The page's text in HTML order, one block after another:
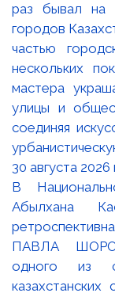
В
Абылхана
ПАВЛА
одного из